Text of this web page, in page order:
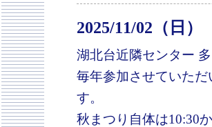
2025/11/02（日
湖北台近隣センター
毎年参加させていた
す。
秋まつり自体は10:30